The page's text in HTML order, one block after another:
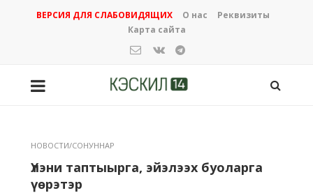
ВЕРСИЯ ДЛЯ СЛАБОВИДЯЩИХ О нас
Реквизиты
Карта сайта
НОВОСТИ/СОНУННАР
Үлэни таптыырга, эйэлээх буоларга
үөрэтэр